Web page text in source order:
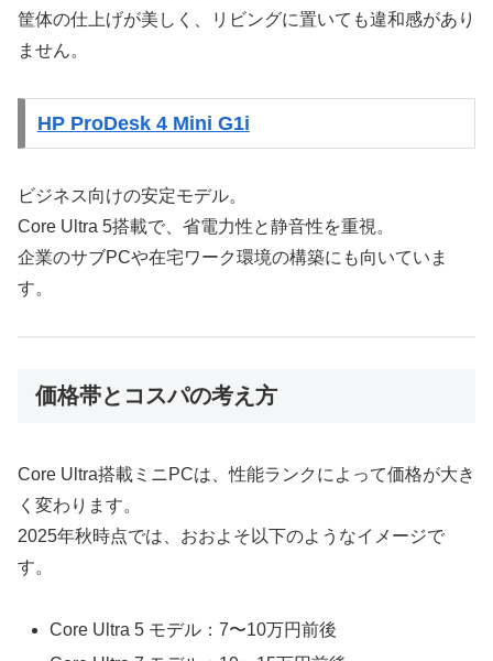
筐体の仕上げが美しく、リビングに置いても違和感があり
ません。
HP ProDesk 4 Mini G1i
ビジネス向けの安定モデル。
Core Ultra 5搭載で、省電力性と静音性を重視。
企業のサブPCや在宅ワーク環境の構築にも向いていま
す。
価格帯とコスパの考え方
Core Ultra搭載ミニPCは、性能ランクによって価格が大き
く変わります。
2025年秋時点では、おおよそ以下のようなイメージで
す。
Core Ultra 5 モデル：7〜10万円前後